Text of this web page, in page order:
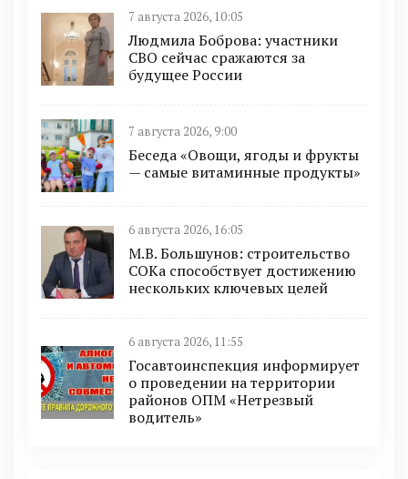
7 августа 2026, 10:05
Людмила Боброва: участники
СВО сейчас сражаются за
будущее России
7 августа 2026, 9:00
Беседа «Овощи, ягоды и фрукты
— самые витаминные продукты»
6 августа 2026, 16:05
М.В. Большунов: строительство
СОКа способствует достижению
нескольких ключевых целей
6 августа 2026, 11:55
Госавтоинспекция информирует
о проведении на территории
районов ОПМ «Нетрезвый
водитель»